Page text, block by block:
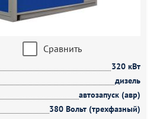
Сравнить
320 кВт
дизель
автозапуск (авр)
380 Вольт (трехфазный)